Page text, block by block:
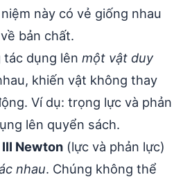
này có vẻ giống nhau
bản chất.
tác dụng lên một vật duy
khiến vật không thay
Ví dụ: trọng lực và phản
lên quyển sách.
Newton (lực và phản lực)
nhau. Chúng không thể